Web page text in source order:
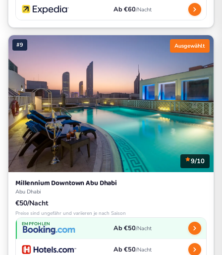
Ab €60/Nacht
#9 Ausgewählt
9/10
Millennium Downtown Abu Dhabi
Abu Dhabi
€50/Nacht
Preise sind ungefähr und variieren je nach Saison
EMPFOHLEN Ab €50/Nacht
Ab €50/Nacht